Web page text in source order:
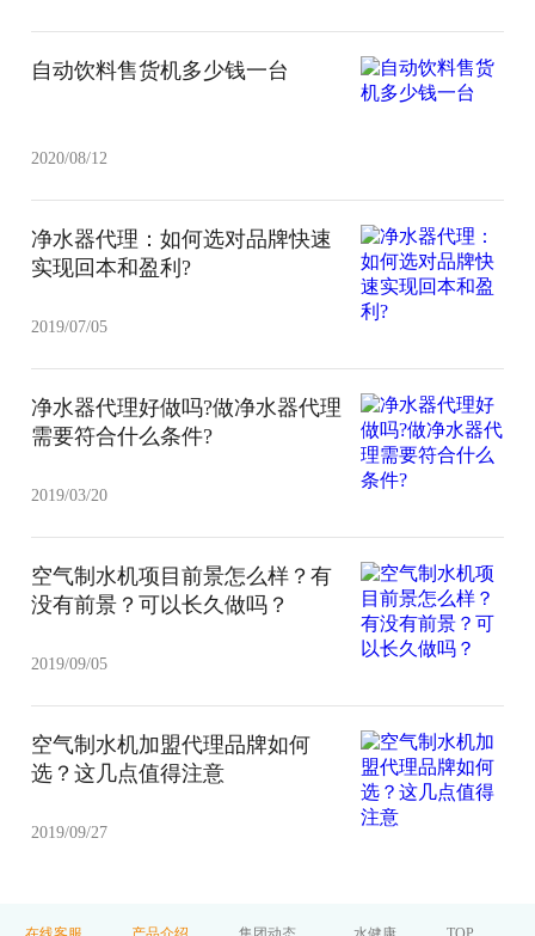
自动饮料售货机多少钱一台
2020/08/12
净水器代理：如何选对品牌快速
实现回本和盈利?
2019/07/05
净水器代理好做吗?做净水器代理
需要符合什么条件?
2019/03/20
空气制水机项目前景怎么样？有
没有前景？可以长久做吗？
2019/09/05
空气制水机加盟代理品牌如何
选？这几点值得注意
2019/09/27